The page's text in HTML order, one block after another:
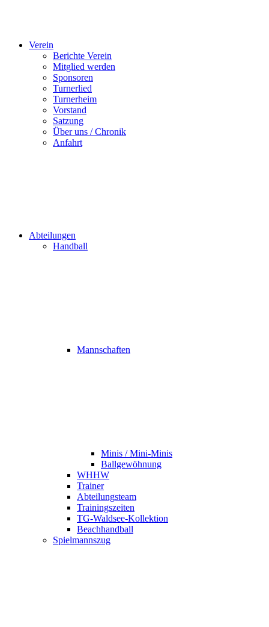
Verein
Berichte Verein
Mitglied werden
Sponsoren
Turnerlied
Turnerheim
Vorstand
Satzung
Über uns / Chronik
Anfahrt
Abteilungen
Handball
Mannschaften
Minis / Mini-Minis
Ballgewöhnung
WHHW
Trainer
Abteilungsteam
Trainingszeiten
TG-Waldsee-Kollektion
Beachhandball
Spielmannszug